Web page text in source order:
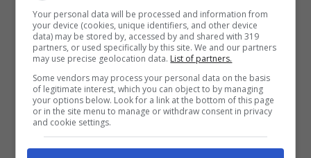
LEGGI ANCHE:Valli: “Ci sto ancora male per
la retrocessione con la Virtus nel 2016.
Fantinelli è fuori categoria”
Your personal data will be processed and information from
your device (cookies, unique identifiers, and other device
data) may be stored by, accessed by and shared with 319
partners, or used specifically by this site. We and our partners
may use precise geolocation data. List of partners.
Some vendors may process your personal data on the basis
of legitimate interest, which you can object to by managing
your options below. Look for a link at the bottom of this page
or in the site menu to manage or withdraw consent in privacy
and cookie settings.